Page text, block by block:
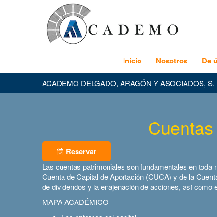
Inicio Nosotros De
ACADEMO DELGADO, ARAGÓN Y ASOCIADOS, S.
Reservar
Las cuentas patrimoniales son fundamentales en
Cuenta de Capital de Aportación (CUCA) y de la
de dividendos y la enajenación de acciones, así
MAPA ACADÉMICO